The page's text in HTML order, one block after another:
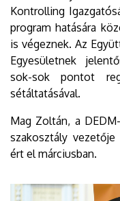
Kontrolling
program hatására
is végeznek. Az
Egyesületnek
sok-sok pontot
sétáltatásával.
Mag Zoltán, a
szakosztály
ért el márciusban.